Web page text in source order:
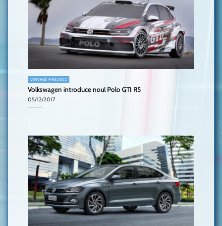
VINTAGE-PRE2022
Volkswagen introduce noul Polo GTI R5
05/12/2017